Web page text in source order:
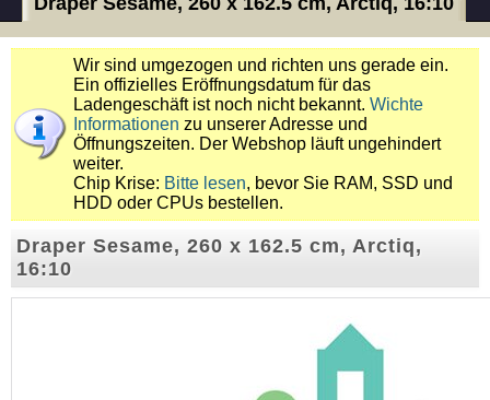
Wir sind umgezogen und richten uns gerade ein.
Ein offizielles Eröffnungsdatum für das
Ladengeschäft ist noch nicht bekannt. Wichte
Informationen zu unserer Adresse und
Öffnungszeiten. Der Webshop läuft ungehindert
weiter.
Chip Krise: Bitte lesen, bevor Sie RAM, SSD und
HDD oder CPUs bestellen.
Draper Sesame, 260 x 162.5 cm, Arctiq,
16:10